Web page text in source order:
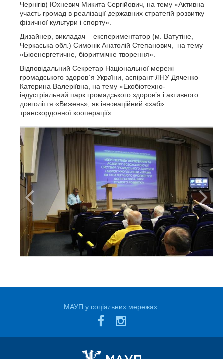
Чернігів) Юхневич Микита Сергійович, на тему «Активна
участь громад в реалізації державних стратегій розвитку
фізичної культури і спорту».
Дизайнер, викладач – експериментатор (м. Ватутіне,
Черкаська обл.) Симонік Анатолій Степанович, на тему
«Біоенергетичне, біоритмічне творення».
Відповідальний Секретар Національної мережі
громадського здоров`я України, аспірант ЛНУ Дяченко
Катерина Валеріївна, на тему «Екобіотехно-
індустріальний парк громадського здоров’я і активного
довголіття «Вижень», як інноваційний «хаб»
транскордонної кооперації».
МАУП у соціальних мережах: